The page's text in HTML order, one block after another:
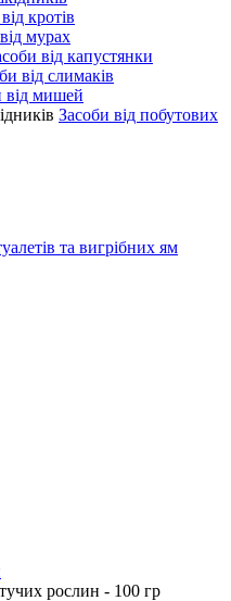
кротів
мурах
від капустянки
від слимаків
від мишей
Засоби від побутових
та вигрібних ям
рослин - 100 гр